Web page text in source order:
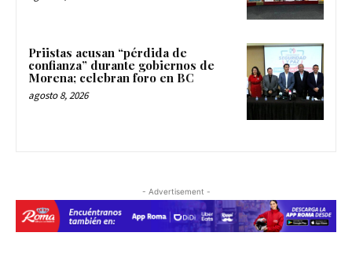
Priistas acusan “pérdida de
confianza” durante gobiernos de
Morena; celebran foro en BC
agosto 8, 2026
- Advertisement -